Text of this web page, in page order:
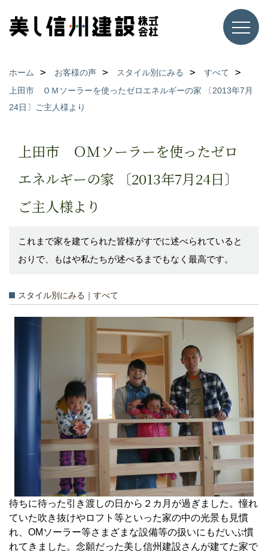
ホーム お客様の声 スタイル別にみる
すべて
上田市 ＯＭソーラーを使ったゼロエネルギーの家 〔2013年7月
24日〕ご主人様より
上田市 ＯＭソーラーを使ったゼロ
エネルギーの家 〔2013年7月24日〕
ご主人様より
これまで家を建てられた皆様がすでに述べられていると
おりで、もはや私たちが述べるまでもなく最高です。
スタイル別にみる｜すべて
待ちに待った引き渡しの日から２カ月が過ぎました。憧れ
ていた吹き抜けやロフト等といった家の中の光景も見慣
れ、OMソーラー等さまざまな設備等の扱いにもだいぶ慣
れてきました。念願だった美し信州建設さんが建てた家で